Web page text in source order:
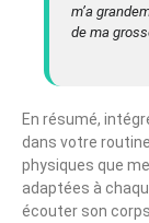
m’a
de ma
En résumé,
dans votre
physiques que
adaptées à
écouter son